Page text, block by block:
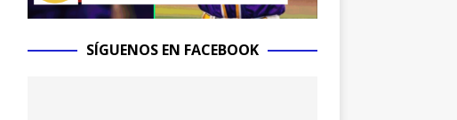
SÍGUENOS EN FACEBOOK